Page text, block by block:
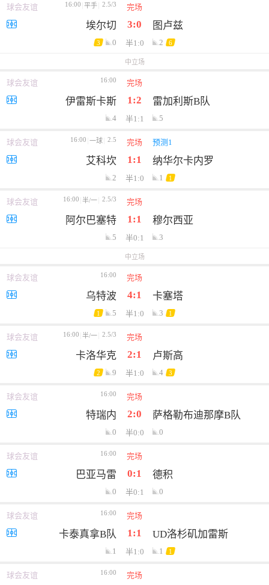
球会友谊 16:00 平手 2.5/3 完场
埃尔切 3:0 图卢兹
3 0 半1:0 2 6
中立场
球会友谊 16:00 完场
伊雷斯卡斯 1:2 雷加利斯B队
4 半1:1 5
球会友谊 16:00 一球 2.5 完场 预测1
艾科坎 1:1 纳华尔卡内罗
2 半1:0 1 1
球会友谊 16:00 半/一 2.5/3 完场
阿尔巴塞特 1:1 穆尔西亚
5 半0:1 3
中立场
球会友谊 16:00 完场
乌特波 4:1 卡塞塔
1 5 半1:0 3 1
球会友谊 16:00 半/一 2.5/3 完场
卡洛华克 2:1 卢斯高
2 9 半1:0 4 3
球会友谊 16:00 完场
特瑞内 2:0 萨格勒布迪那摩B队
0 半0:0 0
球会友谊 16:00 完场
巴亚马雷 0:1 德积
0 半0:1 0
球会友谊 16:00 完场
卡泰真拿B队 1:1 UD洛杉矶加雷斯
1 半1:0 1 1
球会友谊 16:00 完场